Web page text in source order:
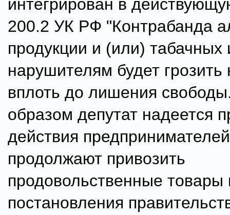
интегрирован в
200.2 УК РФ "Контрабанда
продукции и (или) табачных
нарушителям будет грозить
вплоть до лишения
образом депутат надеется
действия
продолжают привозить
продовольственные товары
постановления